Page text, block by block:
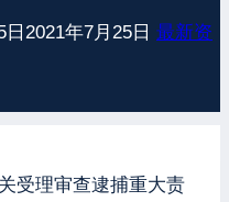
2021年7月25日 最新资
受理审查逮捕重大责